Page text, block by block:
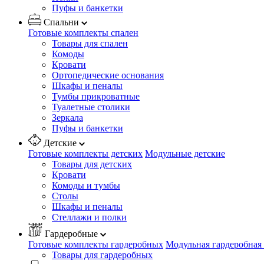
Пуфы и банкетки
Спальни
Готовые комплекты спален
Товары для спален
Комоды
Кровати
Ортопедические основания
Шкафы и пеналы
Тумбы прикроватные
Туалетные столики
Зеркала
Пуфы и банкетки
Детские
Готовые комплекты детских Модульные детские
Товары для детских
Кровати
Комоды и тумбы
Столы
Шкафы и пеналы
Стеллажи и полки
Гардеробные
Готовые комплекты гардеробных Модульная
Товары для гардеробных